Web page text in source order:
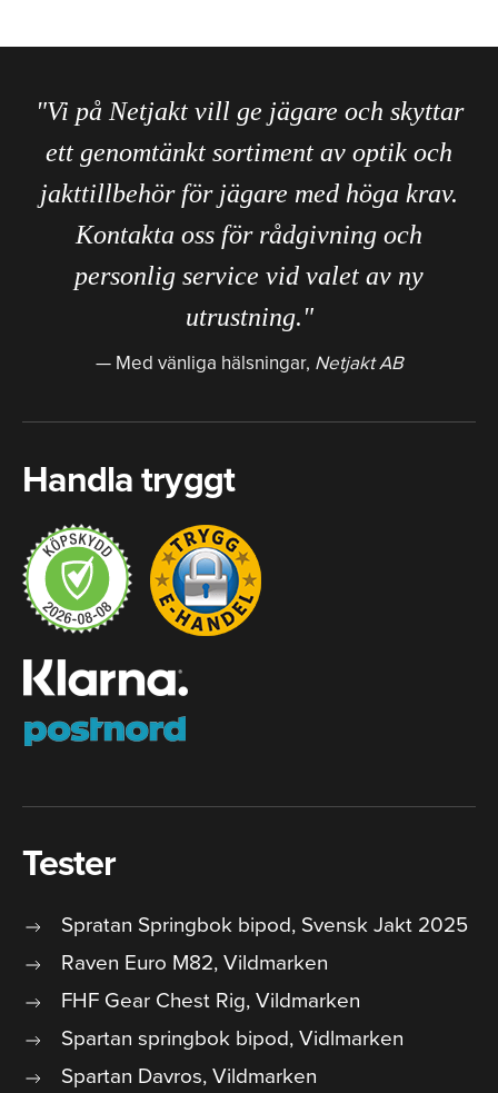
"Vi på Netjakt vill ge jägare och skyttar
ett genomtänkt sortiment av optik och
jakttillbehör för jägare med höga krav.
Kontakta oss för rådgivning och
personlig service vid valet av ny
utrustning."
Med vänliga hälsningar, Netjakt AB
Handla tryggt
Tester
Spratan Springbok bipod, Svensk Jakt 2025
Raven Euro M82, Vildmarken
FHF Gear Chest Rig, Vildmarken
Spartan springbok bipod, Vidlmarken
Spartan Davros, Vildmarken